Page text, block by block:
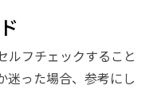
ルフチェックすること
迷った場合、参考にし